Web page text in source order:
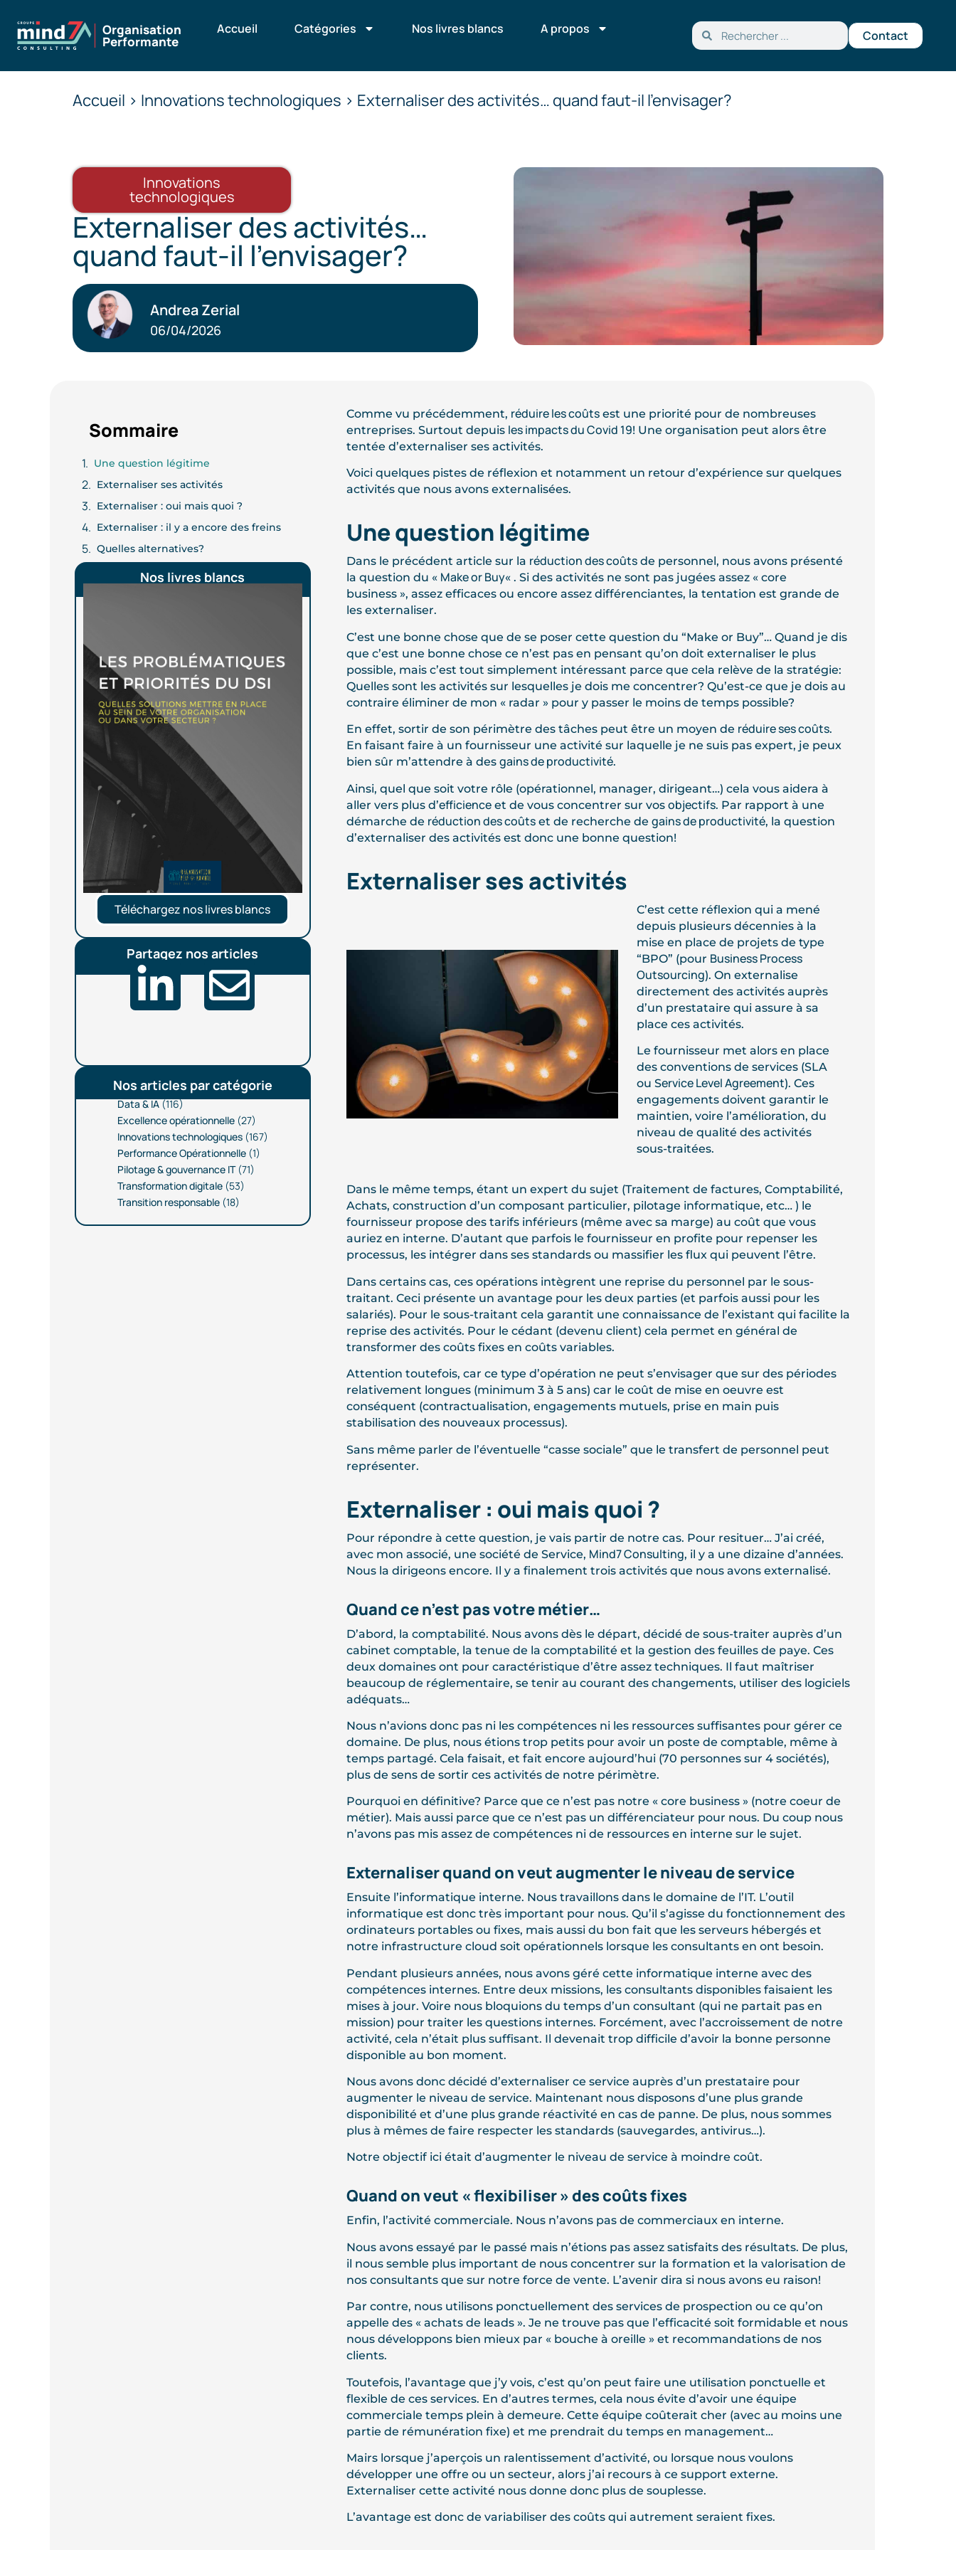
Organisation
Performante
Accueil Catégories Nos livres blancs A propos Contact
Accueil > Innovations technologiques > Externaliser des activités… quand faut-il l’envisager?
Innovations
technologiques
Externaliser des activités…
quand faut-il l’envisager?
Andrea Zerial
06/04/2026
Sommaire
Une question légitime
Externaliser ses activités
Externaliser : oui mais quoi ?
Externaliser : il y a encore des freins
Quelles alternatives?
Nos livres blancs
Téléchargez nos livres blancs
Partagez nos articles
Nos articles par catégorie
Data & IA(116)
Excellence opérationnelle(27)
Innovations technologiques(167)
Performance Opérationnelle(1)
Pilotage & gouvernance IT(71)
Transformation digitale(53)
Transition responsable(18)
Comme vu précédemment, réduire les coûtsest une priorité pour de nombreuses
entreprises. Surtout depuis les impacts du Covid 19! Une organisation peut alors être
tentée d’externaliser ses activités.
Voici quelques pistes de réflexion et notamment un retour d’expérience sur quelques
activités que nous avons externalisées.
Une question légitime
Dans le précédent article sur la réduction des coûtsde personnel, nous avons présenté
la question du « Make or Buy« . Si des activités ne sont pas jugées assez « core
business », assez efficaces ou encore assez différenciantes, la tentation est grande de
les externaliser.
C’est une bonne chose que de se poser cette question du “Make or Buy”… Quand je dis
que c’est une bonne chose ce n’est pas en pensant qu’on doit externaliser le plus
possible, mais c’est tout simplement intéressant parce que cela relève de la stratégie:
Quelles sont les activités sur lesquelles je dois me concentrer? Qu’est-ce que je dois au
contraire éliminer de mon « radar » pour y passer le moins de temps possible?
En effet, sortir de son périmètre des tâches peut être un moyen de réduire ses coûts.
En faisant faire à un fournisseur une activité sur laquelle je ne suis pas expert, je peux
bien sûr m’attendre à des gains de productivité.
Ainsi, quel que soit votre rôle (opérationnel, manager, dirigeant…) cela vous aidera à
aller vers plus d’efficienceet de vous concentrer sur vos objectifs. Par rapport à une
démarche de réduction des coûtset de recherche de gains de productivité, la question
d’externaliser des activités est donc une bonne question!
Externaliser ses activités
C’est cette réflexion qui a mené
depuis plusieurs décennies à la
mise en place de projets de type
“BPO” (pour Business Process
Outsourcing). On externalise
directement des activités auprès
d’un prestataire qui assure à sa
place ces activités.
Le fournisseur met alors en place
des conventions de services (SLA
ou Service Level Agreement). Ces
engagements doivent garantir le
maintien, voire l’amélioration, du
niveau de qualité des activités
sous-traitées.
Dans le même temps, étant un expert du sujet (Traitement de factures, Comptabilité,
Achats, construction d’un composant particulier, pilotage informatique, etc… ) le
fournisseur propose des tarifs inférieurs (même avec sa marge) au coût que vous
auriez en interne. D’autant que parfois le fournisseur en profite pour repenser les
processus, les intégrer dans ses standards ou massifier les flux qui peuvent l’être.
Dans certains cas, ces opérations intègrent une reprise du personnel par le sous-
traitant. Ceci présente un avantage pour les deux parties (et parfois aussi pour les
salariés). Pour le sous-traitant cela garantit une connaissance de l’existant qui facilite la
reprise des activités. Pour le cédant (devenu client) cela permet en général de
transformer des coûts fixes en coûts variables.
Attention toutefois, car ce type d’opération ne peut s’envisager que sur des périodes
relativement longues (minimum 3 à 5 ans) car le coût de mise en oeuvre est
conséquent (contractualisation, engagements mutuels, prise en main puis
stabilisation des nouveaux processus).
Sans même parler de l’éventuelle “casse sociale” que le transfert de personnel peut
représenter.
Externaliser : oui mais quoi ?
Pour répondre à cette question, je vais partir de notre cas. Pour resituer… J’ai créé,
avec mon associé, une société de Service, Mind7 Consulting, il y a une dizaine d’années.
Nous la dirigeons encore. Il y a finalement trois activités que nous avons externalisé.
Quand ce n’est pas votre métier…
D’abord, la comptabilité. Nous avons dès le départ, décidé de sous-traiter auprès d’un
cabinet comptable, la tenue de la comptabilité et la gestion des feuilles de paye. Ces
deux domaines ont pour caractéristique d’être assez techniques. Il faut maîtriser
beaucoup de réglementaire, se tenir au courant des changements, utiliser des logiciels
adéquats…
Nous n’avions donc pas ni les compétences ni les ressources suffisantes pour gérer ce
domaine. De plus, nous étions trop petits pour avoir un poste de comptable, même à
temps partagé. Cela faisait, et fait encore aujourd’hui (70 personnes sur 4 sociétés),
plus de sens de sortir ces activités de notre périmètre.
Pourquoi en définitive? Parce que ce n’est pas notre « core business » (notre coeur de
métier). Mais aussi parce que ce n’est pas un différenciateur pour nous. Du coup nous
n’avons pas mis assez de compétences ni de ressources en interne sur le sujet.
Externaliser quand on veut augmenter le niveau de service
Ensuite l’informatique interne. Nous travaillons dans le domaine de l’IT. L’outil
informatique est donc très important pour nous. Qu’il s’agisse du fonctionnement des
ordinateurs portables ou fixes, mais aussi du bon fait que les serveurs hébergés et
notre infrastructure cloud soit opérationnels lorsque les consultants en ont besoin.
Pendant plusieurs années, nous avons géré cette informatique interne avec des
compétences internes. Entre deux missions, les consultants disponibles faisaient les
mises à jour. Voire nous bloquions du temps d’un consultant (qui ne partait pas en
mission) pour traiter les questions internes. Forcément, avec l’accroissement de notre
activité, cela n’était plus suffisant. Il devenait trop difficile d’avoir la bonne personne
disponible au bon moment.
Nous avons donc décidé d’externaliser ce service auprès d’un prestataire pour
augmenter le niveau de service. Maintenant nous disposons d’une plus grande
disponibilité et d’une plus grande réactivité en cas de panne. De plus, nous sommes
plus à mêmes de faire respecter les standards (sauvegardes, antivirus…).
Notre objectif ici était d’augmenter le niveau de service à moindre coût.
Quand on veut « flexibiliser » des coûts fixes
Enfin, l’activité commerciale. Nous n’avons pas de commerciaux en interne.
Nous avons essayé par le passé mais n’étions pas assez satisfaits des résultats. De plus,
il nous semble plus important de nous concentrer sur la formation et la valorisation de
nos consultants que sur notre force de vente. L’avenir dira si nous avons eu raison!
Par contre, nous utilisons ponctuellement des services de prospection ou ce qu’on
appelle des « achats de leads ». Je ne trouve pas que l’efficacité soit formidable et nous
nous développons bien mieux par « bouche à oreille » et recommandations de nos
clients.
Toutefois, l’avantage que j’y vois, c’est qu’on peut faire une utilisation ponctuelle et
flexible de ces services. En d’autres termes, cela nous évite d’avoir une équipe
commerciale temps plein à demeure. Cette équipe coûterait cher (avec au moins une
partie de rémunération fixe) et me prendrait du temps en management…
Mairs lorsque j’aperçois un ralentissement d’activité, ou lorsque nous voulons
développer une offre ou un secteur, alors j’ai recours à ce support externe.
Externaliser cette activité nous donne donc plus de souplesse.
L’avantage est donc de variabiliser des coûts qui autrement seraient fixes.